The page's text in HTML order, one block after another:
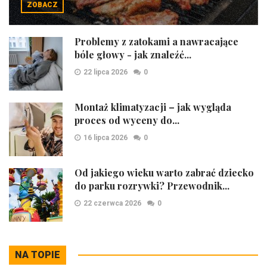
ZOBACZ
Problemy z zatokami a nawracające
bóle głowy - jak znaleźć...
22 lipca 2026 0
Montaż klimatyzacji – jak wygląda
proces od wyceny do...
16 lipca 2026 0
Od jakiego wieku warto zabrać dziecko
do parku rozrywki? Przewodnik...
22 czerwca 2026 0
NA TOPIE